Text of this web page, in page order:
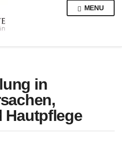
MENU
in
Hautpflege